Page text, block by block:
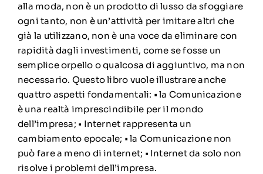
alla moda, non è un prodotto di lusso da sfoggiare
ogni tanto, non è un’attività per imitare altri che
già la utilizzano, non è una voce da eliminare con
rapidità dagli investimenti, come se fosse un
semplice orpello o qualcosa di aggiuntivo, ma non
necessario. Questo libro vuole illustrare anche
quattro aspetti fondamentali: • la Comunicazione
è una realtà imprescindibile per il mondo
dell’impresa; • Internet rappresenta un
cambiamento epocale; • la Comunicazione non
può fare a meno di internet; • Internet da solo non
risolve i problemi dell’impresa.